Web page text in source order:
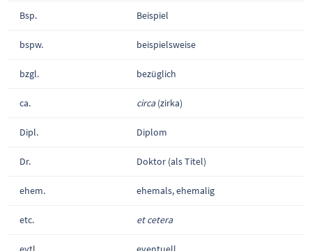
Bsp. Beispiel
bspw. beispielsweise
bzgl. bezüglich
ca. circa(zirka)
Dipl. Diplom
Dr. Doktor (als Titel)
ehem. ehemals, ehemalig
etc. et cetera